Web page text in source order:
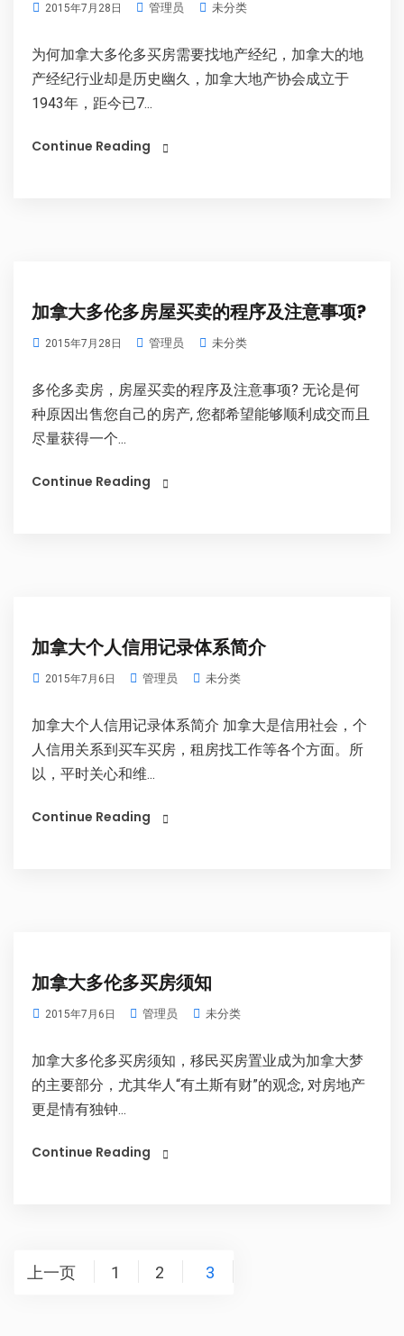
2015年7月28日 管理员 未分类
为何加拿大多伦多买房需要找地产经纪，加拿大的地
产经纪行业却是历史幽久，加拿大地产协会成立于
1943年，距今已7...
Continue Reading
加拿大多伦多房屋买卖的程序及注意事项?
2015年7月28日 管理员 未分类
多伦多卖房，房屋买卖的程序及注意事项? 无论是何
种原因出售您自己的房产, 您都希望能够顺利成交而且
尽量获得一个...
Continue Reading
加拿大个人信用记录体系简介
2015年7月6日 管理员 未分类
加拿大个人信用记录体系简介 加拿大是信用社会，个
人信用关系到买车买房，租房找工作等各个方面。所
以，平时关心和维...
Continue Reading
加拿大多伦多买房须知
2015年7月6日 管理员 未分类
加拿大多伦多买房须知，移民买房置业成为加拿大梦
的主要部分，尤其华人“有土斯有财”的观念, 对房地产
更是情有独钟...
Continue Reading
文上一页 1 2 3